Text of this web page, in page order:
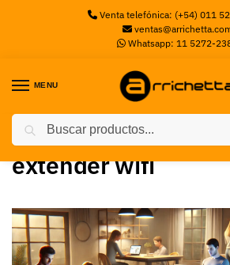
Venta telefónica: (+54) 011
Whatsapp: 11 5272-
MENU
Inicio Posts etiquetados “extender wifi”
extender wifi